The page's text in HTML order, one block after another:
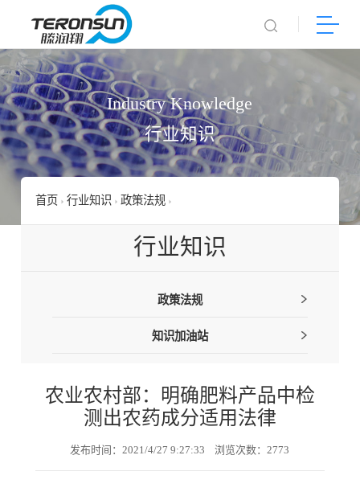
Industry Knowledge
行业知识
首页 行业知识 政策法规 农业农村部：明确肥料产品中检测
行业知识
政策法规
知识加油站
农业农村部：明确肥料产品中检
测出农药成分适用法律
发布时间：2021/4/27 9:27:33 浏览次数：2773